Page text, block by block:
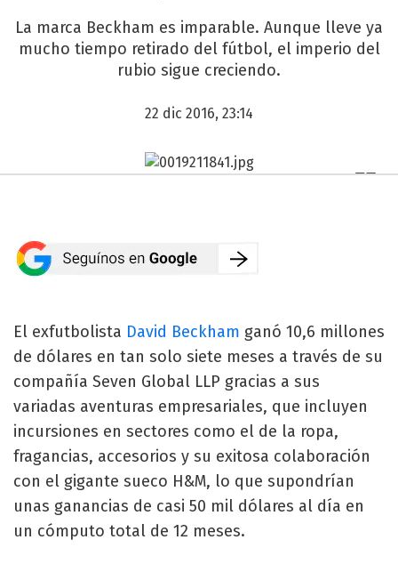
La marca Beckham es imparable. Aunque lleve ya
mucho tiempo retirado del fútbol, el imperio del
rubio sigue creciendo.
22 dic 2016, 23:14
El exfutbolista David Beckham ganó 10,6 millones
de dólares en tan solo siete meses a través de su
compañía Seven Global LLP gracias a sus
variadas aventuras empresariales, que incluyen
incursiones en sectores como el de la ropa,
fragancias, accesorios y su exitosa colaboración
con el gigante sueco H&M, lo que supondrían
unas ganancias de casi 50 mil dólares al día en
un cómputo total de 12 meses.